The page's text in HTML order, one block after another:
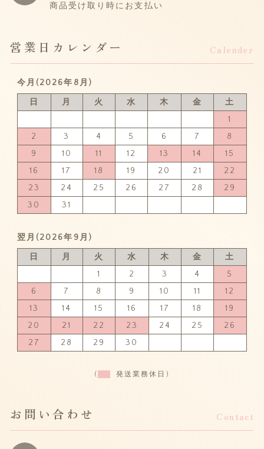
商品受け取り時にお支払い
営業日カレンダー Calender
今月(2026年8月)
日 月 火 水 木 金
土
1
2
3 4 5 6 7
8
9
10 11 12 13 14
15
16
17 18 19 20 21
22
23
24 25 26 27 28
29
30
31
翌月(2026年9月)
日 月 火 水 木 金
土
1
2 3 4
5
6
7 8 9 10 11
12
13
14 15 16 17 18
19
20
21 22 23 24 25
26
27
28 29 30
( 発送業務休日)
お問い合わせ Contact